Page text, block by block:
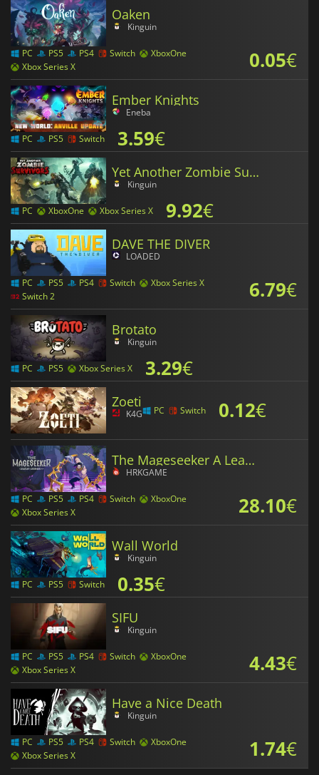
Oaken
Kinguin
PC PS5 PS4 Switch
XboxOne
Xbox Series X
0.05€
Ember Knights
Eneba
PC PS5 Switch 3.59€
Yet Another Zombie Survivors
Kinguin
PC XboxOne Xbox Series X 9.92€
DAVE THE DIVER
LOADED
PC PS5 PS4 Switch
Xbox Series X
Switch 2
6.79€
Brotato
Kinguin
PC PS5 Xbox Series X 3.29€
Zoeti
K4G PC Switch 0.12€
The Mageseeker A League of Legends Story
HRKGAME
PC PS5 PS4 Switch
XboxOne
Xbox Series X
28.10€
Wall World
Kinguin
PC PS5 Switch 0.35€
SIFU
Kinguin
PC PS5 PS4 Switch
XboxOne
Xbox Series X
4.43€
Have a Nice Death
Kinguin
PC PS5 PS4 Switch
XboxOne
Xbox Series X
1.74€